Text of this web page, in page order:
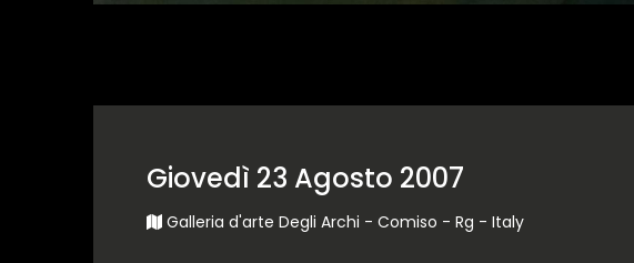
Giovedì 23 Agosto 2007
Galleria d'arte Degli Archi - Comiso - Rg - Italy